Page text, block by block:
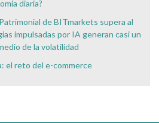
diaria?
de BITmarkets supera al
impulsadas por IA generan casi un
de la volatilidad
el reto del e-commerce